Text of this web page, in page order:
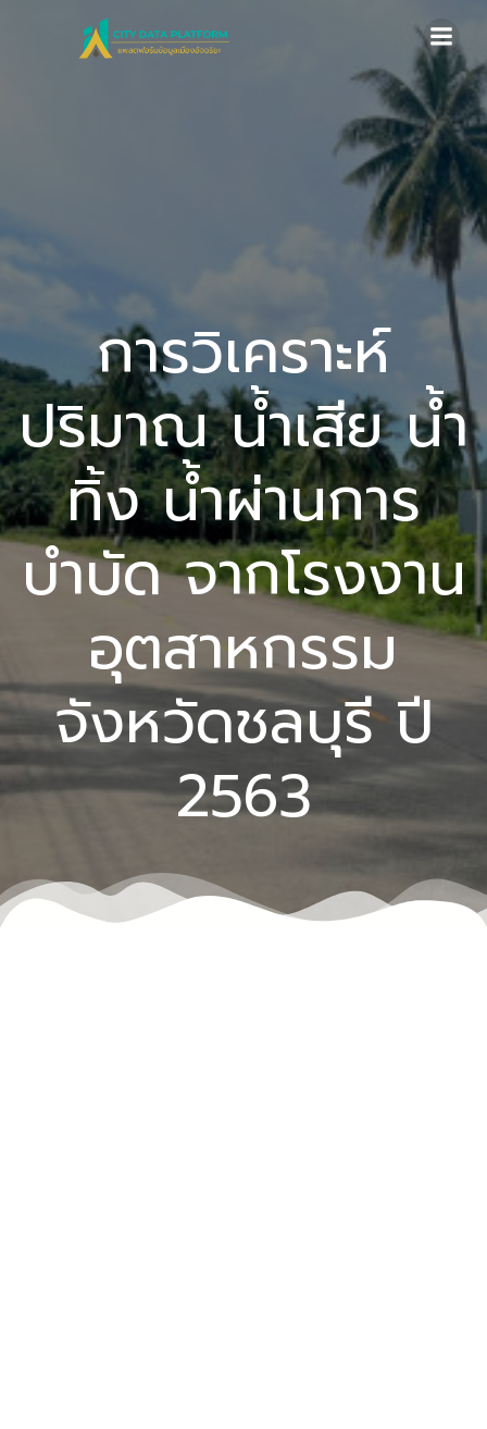
การวิเคราะห์
ปริมาณ น้ำเสีย น้ำ
ทิ้ง น้ำผ่านการ
บำบัด จากโรงงาน
อุตสาหกรรม
จังหวัดชลบุรี ปี
2563